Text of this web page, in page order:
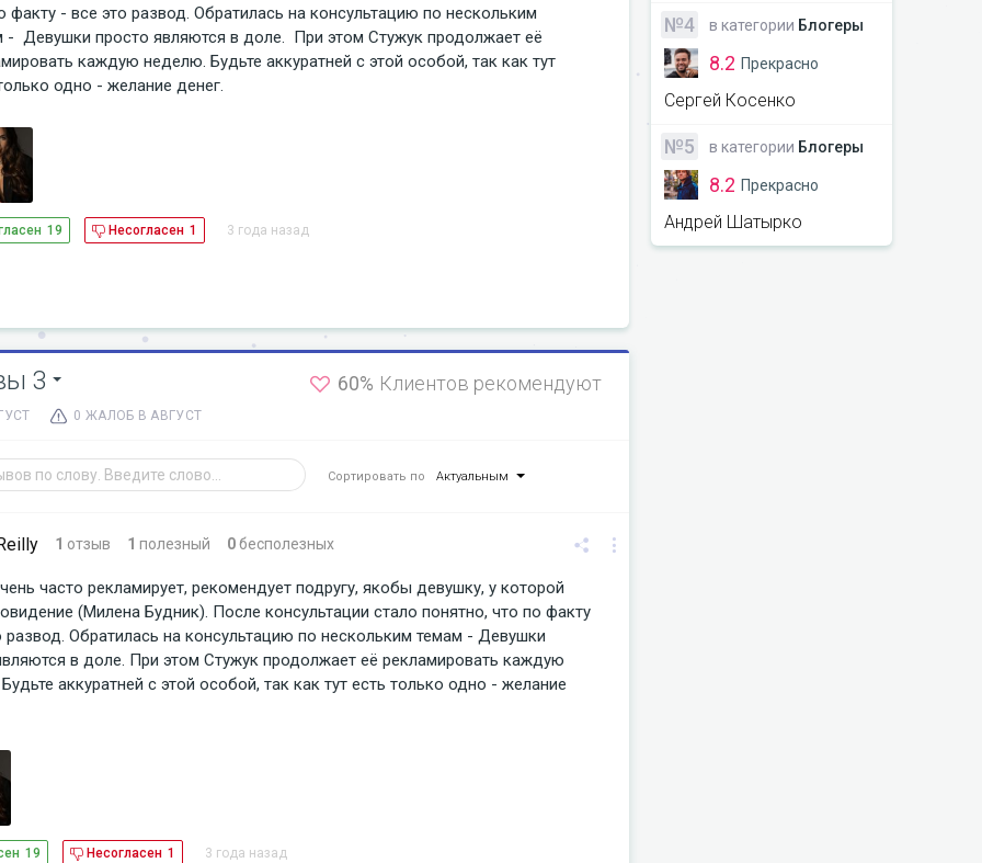
факту - все это развод. Обратилась на консультацию по нескольким
-  Девушки просто являются в доле.  При этом Стужук продолжает её
каждую неделю. Будьте аккуратней с этой особой, так как тут
одно - желание денег.
19 Несогласен 1 3 года назад
3 60% Клиентов рекомендуют
0 ЖАЛОБ В АВГУСТ
Сортировать по Актуальным
1 отзыв 1 полезный 0бесполезных
часто рекламирует, рекомендует подругу, якобы девушку, у которой
(Милена Будник). После консультации стало понятно, что по факту
развод. Обратилась на консультацию по нескольким темам - Девушки
в доле. При этом Стужук продолжает её рекламировать каждую
аккуратней с этой особой, так как тут есть только одно - желание
19 Несогласен 1 3 года назад
№4 в категории Блогеры
8.2 Прекрасно
Сергей Косенко
№5 в категории Блогеры
8.2 Прекрасно
Андрей Шатырко